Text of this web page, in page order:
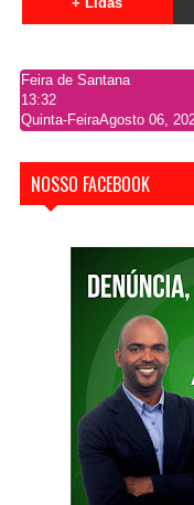
Feira de Santana
13:32
Quinta-FeiraAgosto 06,
NOSSO FACEBOOK